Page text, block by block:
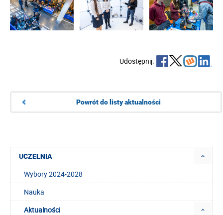
Udostępnij:
Powrót do listy aktualności
UCZELNIA
Wybory 2024-2028
Nauka
Aktualności